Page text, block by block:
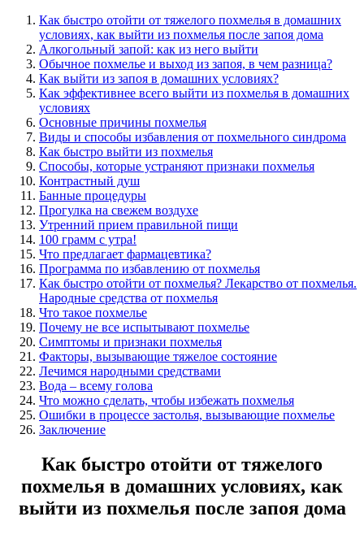
Как быстро отойти от тяжелого похмелья в домашних
условиях, как выйти из похмелья после запоя дома
Алкогольный запой: как из него выйти
Обычное похмелье и выход из запоя, в чем разница?
Как выйти из запоя в домашних условиях?
Как эффективнее всего выйти из похмелья в домашних
условиях
Основные причины похмелья
Виды и способы избавления от похмельного синдрома
Как быстро выйти из похмелья
Способы, которые устраняют признаки похмелья
Контрастный душ
Банные процедуры
Прогулка на свежем воздухе
Утренний прием правильной пищи
100 грамм с утра!
Что предлагает фармацевтика?
Программа по избавлению от похмелья
Как быстро отойти от похмелья? Лекарство от похмелья.
Народные средства от похмелья
Что такое похмелье
Почему не все испытывают похмелье
Симптомы и признаки похмелья
Факторы, вызывающие тяжелое состояние
Лечимся народными средствами
Вода – всему голова
Что можно сделать, чтобы избежать похмелья
Ошибки в процессе застолья, вызывающие похмелье
Заключение
Как быстро отойти от тяжелого
похмелья в домашних условиях, как
выйти из похмелья после запоя дома